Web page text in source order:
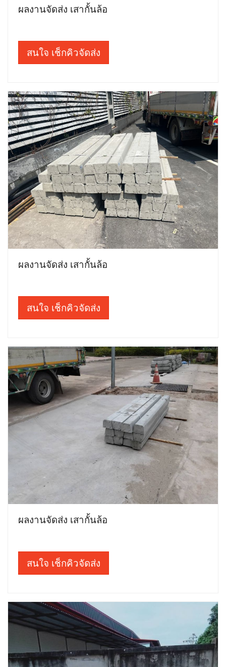
ผลงานจัดส่ง เสากั้นล้อ
สนใจ เช็กคิวจัดส่ง
ผลงานจัดส่ง เสากั้นล้อ
สนใจ เช็กคิวจัดส่ง
ผลงานจัดส่ง เสากั้นล้อ
สนใจ เช็กคิวจัดส่ง